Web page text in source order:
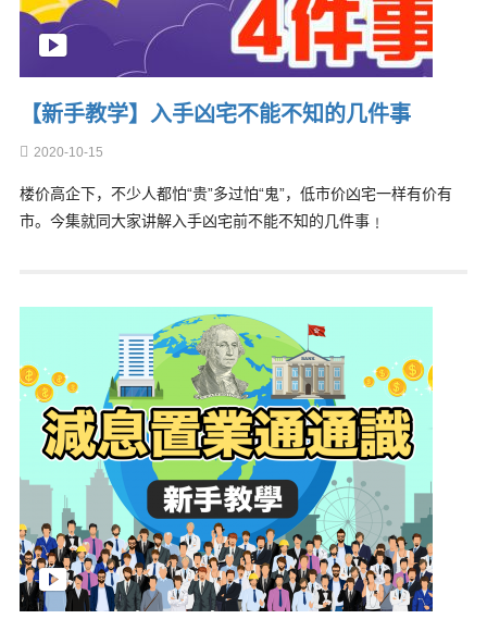
【新手教学】入手凶宅不能不知的几件事
2020-10-15
楼价高企下，不少人都怕“贵”多过怕“鬼”，低市价凶宅一样有价有
市。今集就同大家讲解入手凶宅前不能不知的几件事﹗